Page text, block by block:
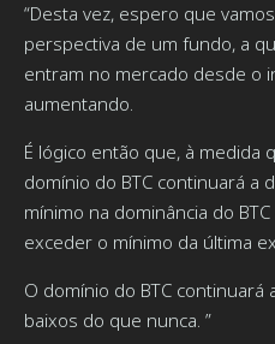
“Desta vez, espero que
perspectiva de um fundo, a
entram no mercado desde o
aumentando.
É lógico então que, à medida
domínio do BTC continuará a
mínimo na dominância do
exceder o mínimo da última
O domínio do BTC continuará
baixos do que nunca. ”